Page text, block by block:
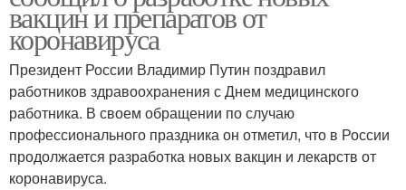
вакцин и препаратов от
коронавируса
Президент России Владимир Путин поздравил
работников здравоохранения с Днем медицинского
работника. В своем обращении по случаю
профессионального праздника он отметил, что в России
продолжается разработка новых вакцин и лекарств от
коронавируса.